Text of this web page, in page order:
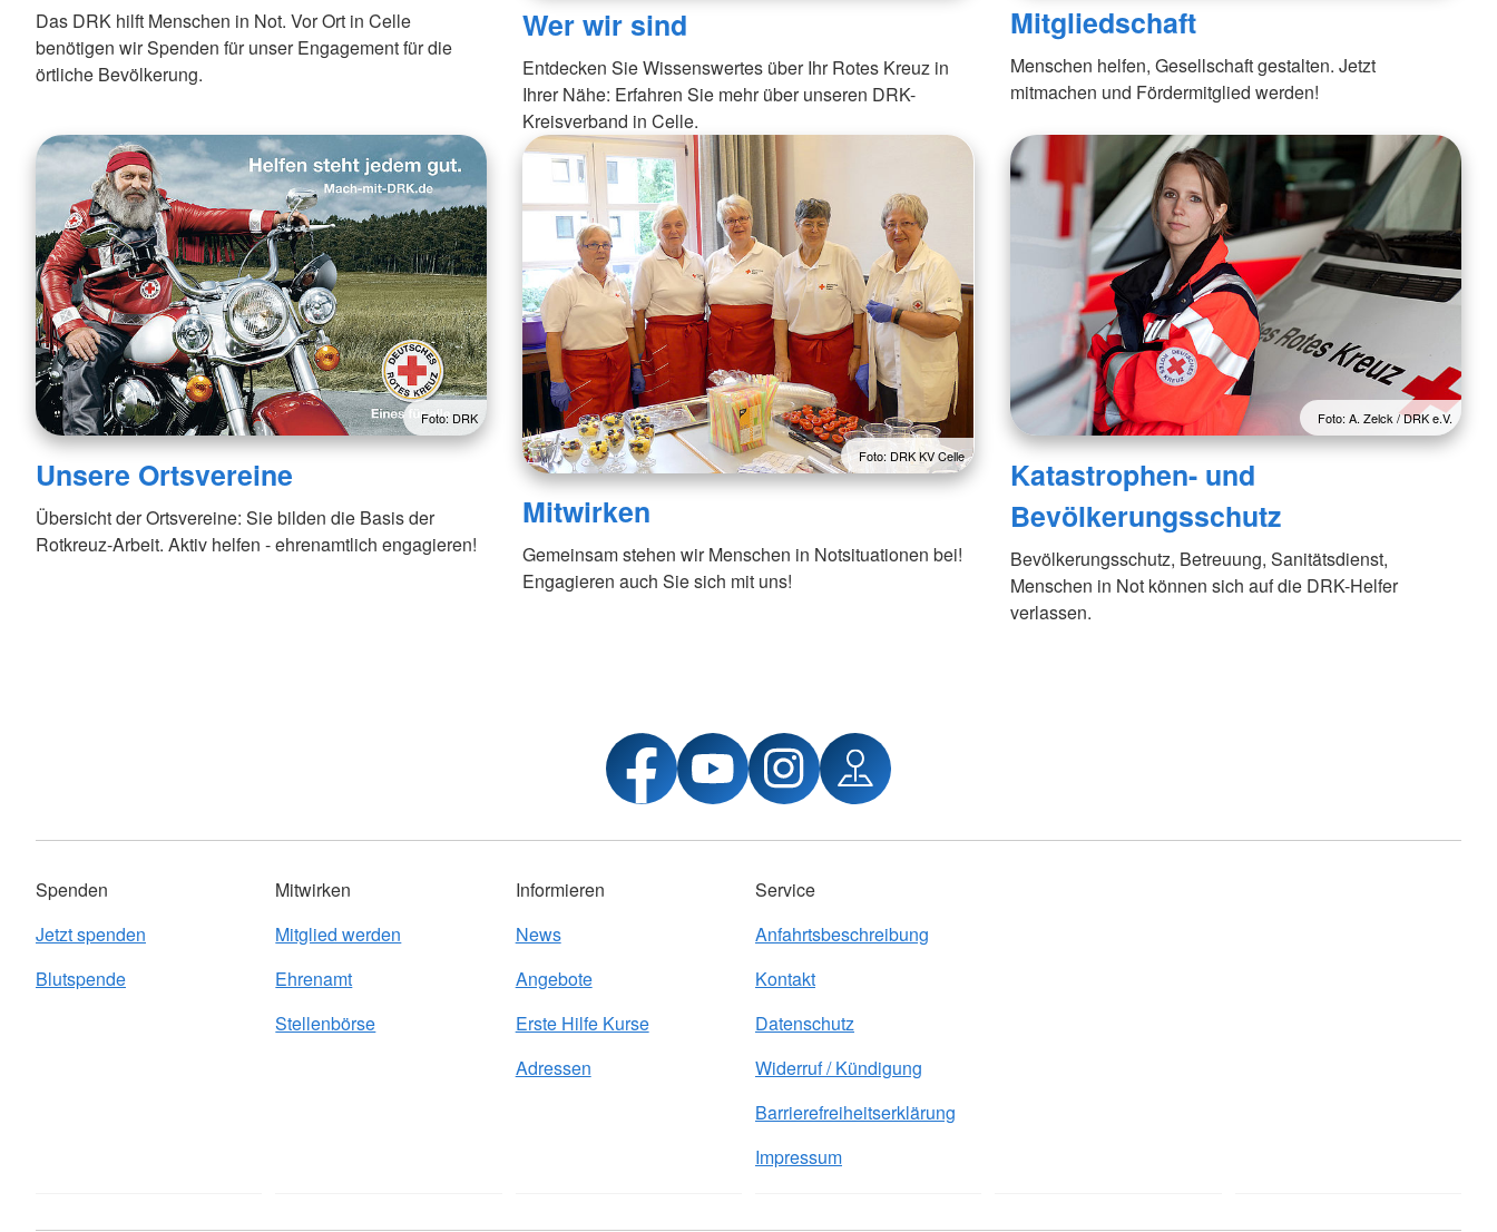
Das DRK hilft Menschen in Not. Vor Ort in Celle
benötigen wir Spenden für unser Engagement für die
örtliche Bevölkerung.
Wer wir sind
Entdecken Sie Wissenswertes über Ihr Rotes Kreuz in
Ihrer Nähe: Erfahren Sie mehr über unseren DRK-
Kreisverband in Celle.
Mitgliedschaft
Menschen helfen, Gesellschaft gestalten. Jetzt
mitmachen und Fördermitglied werden!
Foto: DRK
Unsere Ortsvereine
Übersicht der Ortsvereine: Sie bilden die Basis der
Rotkreuz-Arbeit. Aktiv helfen - ehrenamtlich engagieren!
Foto: DRK KV Celle
Mitwirken
Gemeinsam stehen wir Menschen in Notsituationen bei!
Engagieren auch Sie sich mit uns!
Foto: A. Zelck / DRK e.V.
Katastrophen- und
Bevölkerungsschutz
Bevölkerungsschutz, Betreuung, Sanitätsdienst,
Menschen in Not können sich auf die DRK-Helfer
verlassen.
Spenden
Jetzt spenden
Blutspende
Mitwirken
Mitglied werden
Ehrenamt
Stellenbörse
Informieren
News
Angebote
Erste Hilfe Kurse
Adressen
Service
Anfahrtsbeschreibung
Kontakt
Datenschutz
Widerruf / Kündigung
Barrierefreiheitserklärung
Impressum